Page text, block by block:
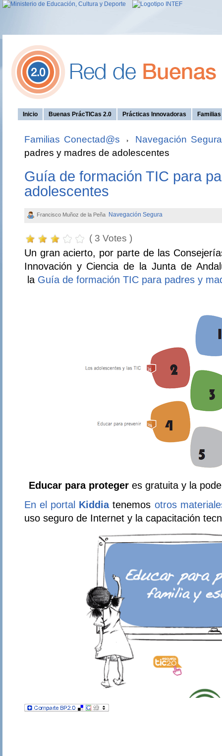
Inicio Buenas PrácTICas 2.0 Prácticas Innovadoras
Familias Conectad@s
Navegación Segura
padres y madres de adolescentes
Guía de formación TIC para
adolescentes
Francisco Muñoz de la Peña Navegación Segura
( 3 Votes )
Un gran acierto, por parte de las
Innovación y Ciencia de la Junta de
la Guía de formación TIC para padres y
Educar para proteger es gratuita y la
En el portal Kiddiatenemos otros
uso seguro de Internet y la capacitación